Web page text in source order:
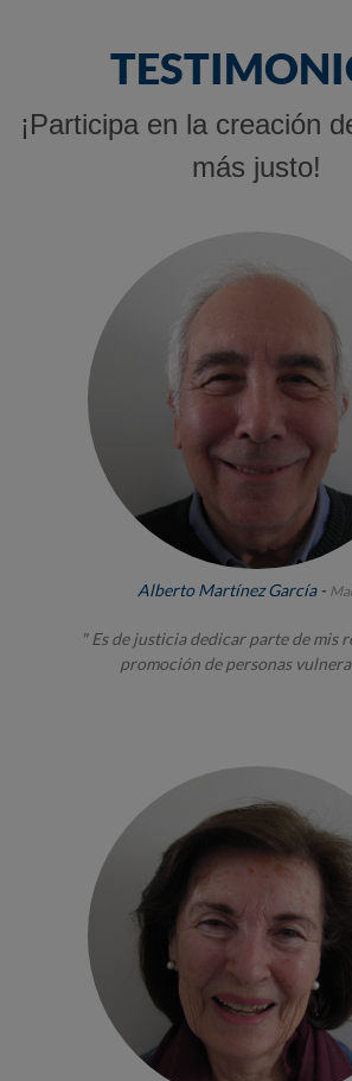
¡Participa en la creación
más justo!
Alberto Martínez García -
" Es de justicia dedicar parte de mis
promoción de personas